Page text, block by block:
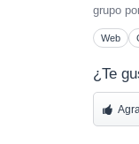
grupo
Web
¿Te